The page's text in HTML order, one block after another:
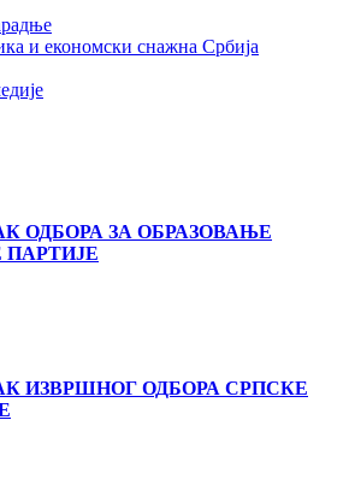
и економски снажна Србија
ОДБОРА ЗА ОБРАЗОВАЊЕ
ИЗВРШНОГ ОДБОРА СРПСКЕ